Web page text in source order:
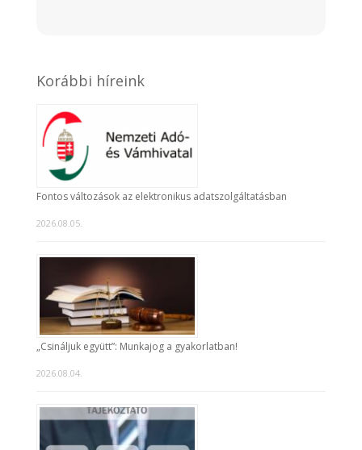
Korábbi híreink
Fontos változások az elektronikus adatszolgáltatásban
2026.08.05.
„Csináljuk együtt”: Munkajog a gyakorlatban!
2026.08.04.